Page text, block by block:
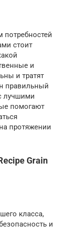
потребностей
стоит
и
и тратят
правильный
лучшими
помогают
протяжении
Grain
класса,
и